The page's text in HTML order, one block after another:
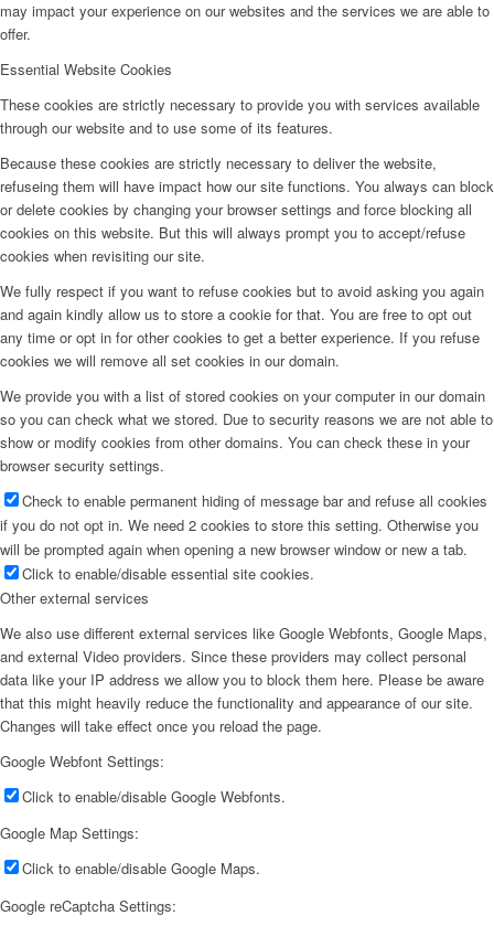
may impact your experience on our websites and the services we are able to
offer.
Essential Website Cookies
These cookies are strictly necessary to provide you with services available
through our website and to use some of its features.
Because these cookies are strictly necessary to deliver the website,
refuseing them will have impact how our site functions. You always can block
or delete cookies by changing your browser settings and force blocking all
cookies on this website. But this will always prompt you to accept/refuse
cookies when revisiting our site.
We fully respect if you want to refuse cookies but to avoid asking you again
and again kindly allow us to store a cookie for that. You are free to opt out
any time or opt in for other cookies to get a better experience. If you refuse
cookies we will remove all set cookies in our domain.
We provide you with a list of stored cookies on your computer in our domain
so you can check what we stored. Due to security reasons we are not able to
show or modify cookies from other domains. You can check these in your
browser security settings.
Check to enable permanent hiding of message bar and refuse all cookies
if you do not opt in. We need 2 cookies to store this setting. Otherwise you
will be prompted again when opening a new browser window or new a tab.
Click to enable/disable essential site cookies.
Other external services
We also use different external services like Google Webfonts, Google Maps,
and external Video providers. Since these providers may collect personal
data like your IP address we allow you to block them here. Please be aware
that this might heavily reduce the functionality and appearance of our site.
Changes will take effect once you reload the page.
Google Webfont Settings:
Click to enable/disable Google Webfonts.
Google Map Settings:
Click to enable/disable Google Maps.
Google reCaptcha Settings: